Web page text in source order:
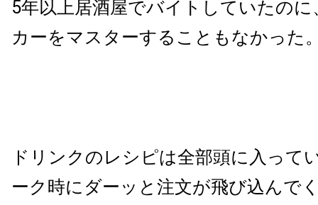
5年以上居酒屋でバイトしていたの
カーをマスターすることもなかった
ドリンクのレシピは全部頭に入って
ーク時にダーッと注文が飛び込んで